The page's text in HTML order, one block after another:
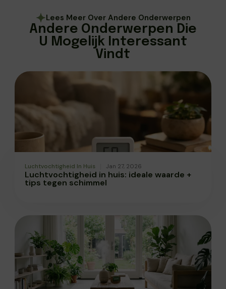
Lees Meer Over Andere Onderwerpen
Andere Onderwerpen Die
U Mogelijk Interessant
Vindt
Luchtvochtigheid In Huis Jan 27, 2026
Luchtvochtigheid in huis: ideale waarde +
tips tegen schimmel